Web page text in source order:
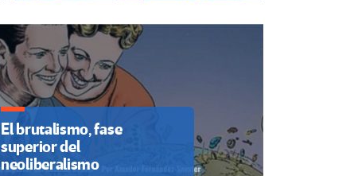
El brutalismo, fase
superior del
neoliberalismo